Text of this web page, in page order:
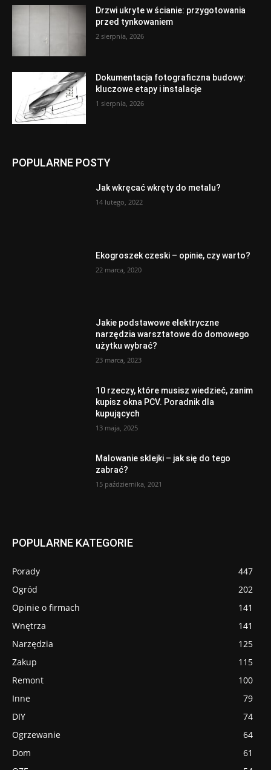
Drzwi ukryte w ścianie: przygotowania
przed tynkowaniem
2 sierpnia, 2026
Dokumentacja fotograficzna budowy:
kluczowe etapy i instalacje
1 sierpnia, 2026
POPULARNE POSTY
Jak wkręcać wkręty do metalu?
14 lutego, 2022
Ekogroszek czeski – opinie, czy warto?
22 marca, 2020
Jakie podstawowe elektryczne
narzędzia warsztatowe do domowego
użytku wybrać?
23 marca, 2023
10 rzeczy, które musisz wiedzieć, zanim
kupisz okna PCV. Poradnik dla
kupujących
13 maja, 2025
Malowanie sklejki – jak się do tego
zabrać?
15 października, 2021
POPULARNE KATEGORIE
Porady
447
Ogród
202
Opinie o firmach
141
Wnętrza
141
Narzędzia
125
Zakup
115
Remont
100
Inne
79
DIY
74
Ogrzewanie
64
Dom
61